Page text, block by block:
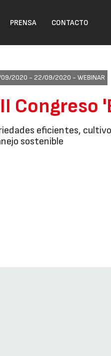
PRENSA CONTACTO
2020 - 22/09/2020 - WEBINAR
Congreso
eficientes,
sostenible